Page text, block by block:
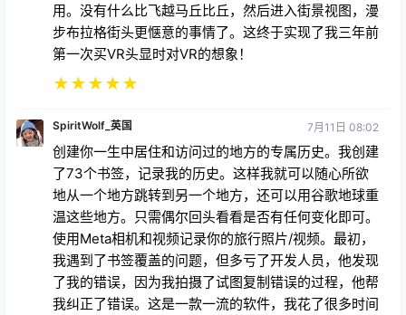
用。没有什么比飞越马丘比丘，然后进入街景视图，漫
步布拉格街头更惬意的事情了。这终于实现了我三年前
第一次买VR头显时对VR的想象！
★★★★★
SpiritWolf_英国 7月11日 08:02
创建你一生中居住和访问过的地方的专属历史。我创建
了73个书签，记录我的历史。这样我就可以随心所欲
地从一个地方跳转到另一个地方，还可以用谷歌地球重
温这些地方。只需偶尔回头看看是否有任何变化即可。
使用Meta相机和视频记录你的旅行照片/视频。最初，
我遇到了书签覆盖的问题，但多亏了开发人员，他发现
了我的错误，因为我拍摄了试图复制错误的过程，他帮
我纠正了错误。这是一款一流的软件，我花了很多时间